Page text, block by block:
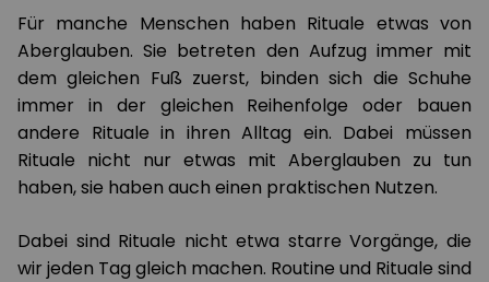
Für manche Menschen haben Rituale etwas von
Aberglauben. Sie betreten den Aufzug immer mit
dem gleichen Fuß zuerst, binden sich die Schuhe
immer in der gleichen Reihenfolge oder bauen
andere Rituale in ihren Alltag ein. Dabei müssen
Rituale nicht nur etwas mit Aberglauben zu tun
haben, sie haben auch einen praktischen Nutzen.
Dabei sind Rituale nicht etwa starre Vorgänge, die
wir jeden Tag gleich machen. Routine und Rituale sind